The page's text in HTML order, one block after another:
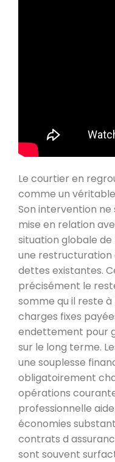
Le courtier en
comme un
Son intervention ne
mise en relation
situation globale
une
dettes existantes.
précisément le
somme qu il reste
charges fixes
endettement pour
sur le long terme.
une souplesse
obligatoirement
opérations
professionnelle
économies
contrats d
sont souvent